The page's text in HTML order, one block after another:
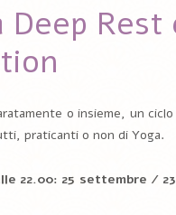
Rest
o insieme, un
praticanti o non di Yoga.
22.00: 25 settembre /